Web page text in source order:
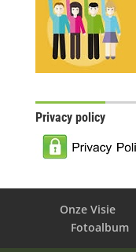
Privacy policy
Onze Visie
Fotoalbum